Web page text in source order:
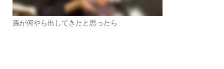
孫が何やら出してきたと思ったら